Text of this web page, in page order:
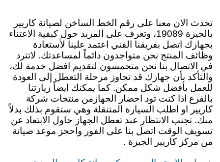
تحدث الان معنا على رقم الخط الساخن لصيانة كاريير
بالجيزة 19089، وتعرف على المزيد حول كيفية الاعتناء
بجهازك اتصل بفريقنا الفني اعتمد علينا لأستعادة
وظائف المنتج نحن متواجدون دائماً لمساعدتك. لاتترد
في الاتصال بنا نحن متحمسون لتقديم افضل خدمة لك،
والتأكد بأن جهازك قد تجاوز مرحلة التعطل إلى العودة
للعمل بأفضل شكل ممكن. كما يمكنك ايضاً زيارتنا
بالفرع اذا كنت تود احضار الجهازمن منتجات شركة
كاريير او اطلب السيارة المتنقلة وهي ستقوم بذلك بدلاً
منك. تجنب الانتظار عند تعطل الجهاز حاول الابتعاد عن
تسويف الوقت اتصل بنا على الفور واحجز موعد صيانة
من مركز كاريير الجيزة .